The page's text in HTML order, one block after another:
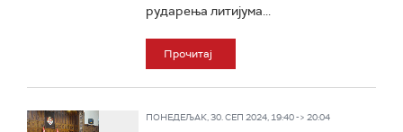
рударења литијума...
Прочитај
ПОНЕДЕЉАК, 30. СЕП 2024, 19:40 -> 20:04